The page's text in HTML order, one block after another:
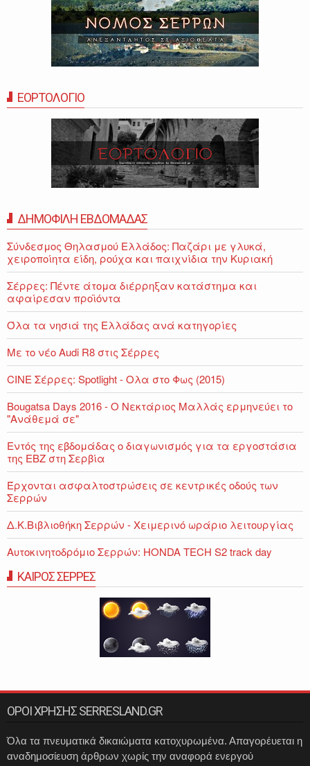
ΕΟΡΤΟΛΟΓΙΟ
ΔΗΜΟΦΙΛΗ ΕΒΔΟΜΑΔΑΣ
Σύνδεσμος Θηλασμού Ελλάδος: Παζάρι με γλυκά,
χειροποίητα είδη, ρούχα και παιχνίδια την Κυριακή
Σέρρες: Πέντε άτομα διέρρηξαν κατάστημα και
αφαίρεσαν προϊόντα
Όλα τα νησιά της Ελλάδας ανά κατηγορίες
Με το νέο Audi R8 στις Σέρρες
CINE Σέρρες: Spotlight - Ολα στο Φως (2015)
Bougatsa Days 2016 - Ο Νεκτάριος Μαλλάς ερμηνεύει το
"Ανάθεμά σε"
Εντός της εβδομάδας ο διαγωνισμός για τα εργοστάσια
της ΕΒΖ στη Σερβία
Έρχονται ασφαλτοστρώσεις σε κεντρικές οδούς των
Σερρών
Δ.Κ.Βιβλιοθήκη Σερρών - Χειμερινό ωράριο λειτουργίας
Αυτοκινητοδρόμιο Σερρών: HONDA TECH S2 track day
ΚΑΙΡΟΣ ΣΕΡΡΕΣ
ΟΡΟΙ ΧΡΗΣΗΣ SERRESLAND.GR
Όλα τα πνευματικά δικαιώματα κατοχυρωμένα. Απαγορέυεται η
αναδημοσίευση άρθρων χωρίς την αναφορά ενεργού